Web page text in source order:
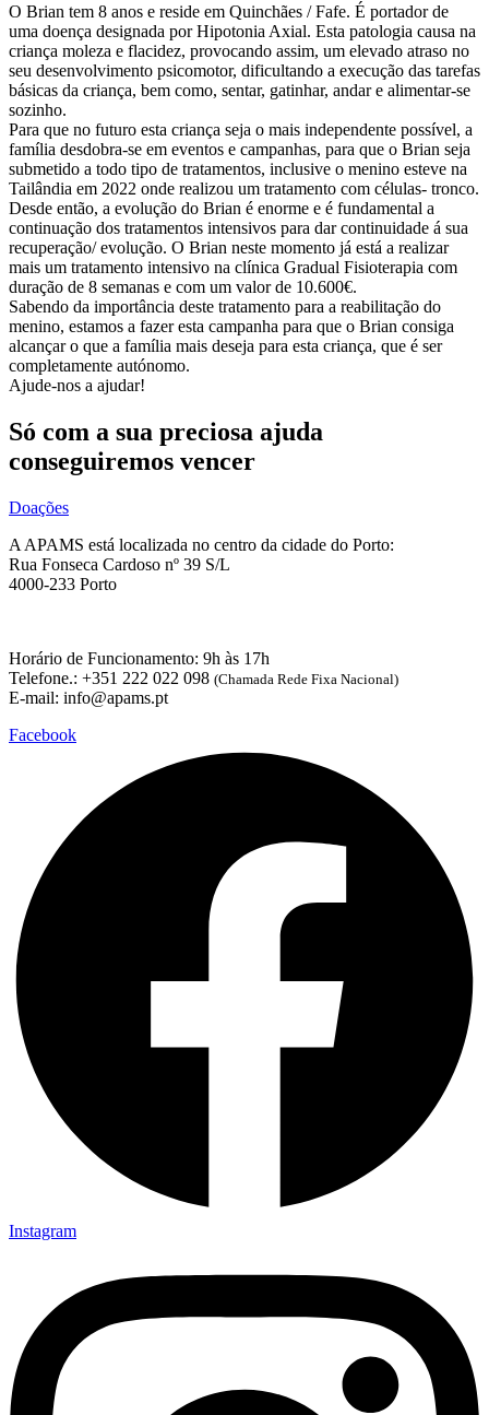
O Brian tem 8 anos e reside em Quinchães / Fafe. É portador de
uma doença designada por Hipotonia Axial. Esta patologia causa na
criança moleza e flacidez, provocando assim, um elevado atraso no
seu desenvolvimento psicomotor, dificultando a execução das tarefas
básicas da criança, bem como, sentar, gatinhar, andar e alimentar-se
sozinho.
Para que no futuro esta criança seja o mais independente possível, a
família desdobra-se em eventos e campanhas, para que o Brian seja
submetido a todo tipo de tratamentos, inclusive o menino esteve na
Tailândia em 2022 onde realizou um tratamento com células- tronco.
Desde então, a evolução do Brian é enorme e é fundamental a
continuação dos tratamentos intensivos para dar continuidade á sua
recuperação/ evolução. O Brian neste momento já está a realizar
mais um tratamento intensivo na clínica Gradual Fisioterapia com
duração de 8 semanas e com um valor de 10.600€.
Sabendo da importância deste tratamento para a reabilitação do
menino, estamos a fazer esta campanha para que o Brian consiga
alcançar o que a família mais deseja para esta criança, que é ser
completamente autónomo.
Ajude-nos a ajudar!
Só com a sua preciosa ajuda
conseguiremos vencer
Doações
A APAMS está localizada no centro da cidade do Porto:
Rua Fonseca Cardoso nº 39 S/L
4000-233 Porto
Horário de Funcionamento: 9h às 17h
Telefone.: +351 222 022 098 (Chamada Rede Fixa Nacional)
E-mail: info@apams.pt
Facebook
Instagram